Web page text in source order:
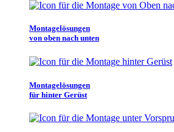
Montagelösungen
von oben nach unten
Montagelösungen
für hinter Gerüst